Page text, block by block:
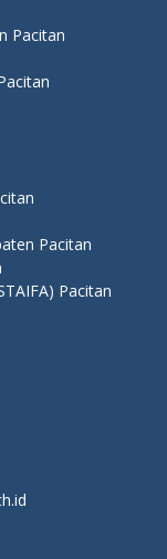
Pacitan
Pacitan
Pacitan